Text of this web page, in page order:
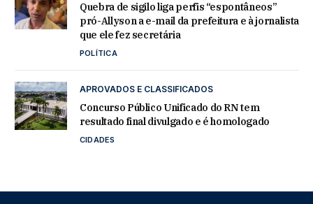
Quebra de sigilo liga perfis “espontâneos”
pró-Allyson a e-mail da prefeitura e à jornalista
que ele fez secretária
POLÍTICA
APROVADOS E CLASSIFICADOS
Concurso Público Unificado do RN tem
resultado final divulgado e é homologado
CIDADES